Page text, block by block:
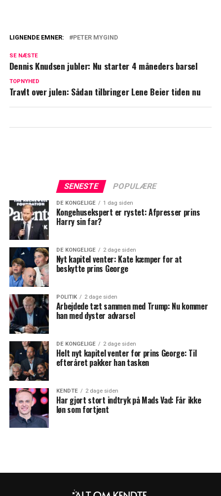
Mygind
Jytte Abildstrøms bisættelse: Her skal det
ske
LIGNENDE EMNER: PETER MYGIND
SE NÆSTE
Dennis Knudsen jubler: Nu starter 4 måneders barsel
TOPNYHED
Travlt over julen: Sådan tilbringer Lene Beier tiden nu
SENESTE POPULÆRE
DE KONGELIGE 1 dag siden
Kongehusekspert er rystet: Afpresser prins
Harry sin far?
DE KONGELIGE 2 dage siden
Nyt kapitel venter: Kate kæmper for at
beskytte prins George
POLITIK 2 dage siden
Arbejdede tæt sammen med Trump: Nu kommer
han med dyster advarsel
DE KONGELIGE 2 dage siden
Helt nyt kapitel venter for prins George: Til
efteråret pakker han tasken
KENDTE 2 dage siden
Har gjort stort indtryk på Mads Vad: Får ikke
løn som fortjent